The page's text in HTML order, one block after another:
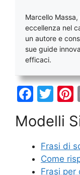
Marcello
eccellenza nel
un autore e
sue guide
efficaci.
F
c
e
b
T
itt
er
Modelli
Frasi di
Come
Frasi per